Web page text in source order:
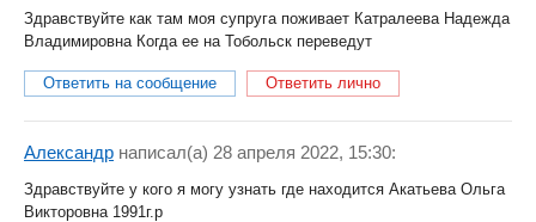
Здравствуйте как там моя супруга поживает Катралеева Надежда
Владимировна Когда ее на Тобольск переведут
Ответить на сообщение Ответить лично
Александр написал(a) 28 апреля 2022, 15:30:
Здравствуйте у кого я могу узнать где находится Акатьева Ольга
Викторовна 1991г.р